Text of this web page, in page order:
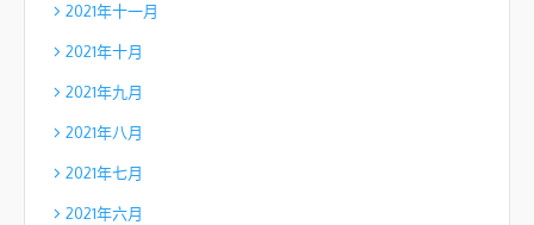
2021年十一月
2021年十月
2021年九月
2021年八月
2021年七月
2021年六月